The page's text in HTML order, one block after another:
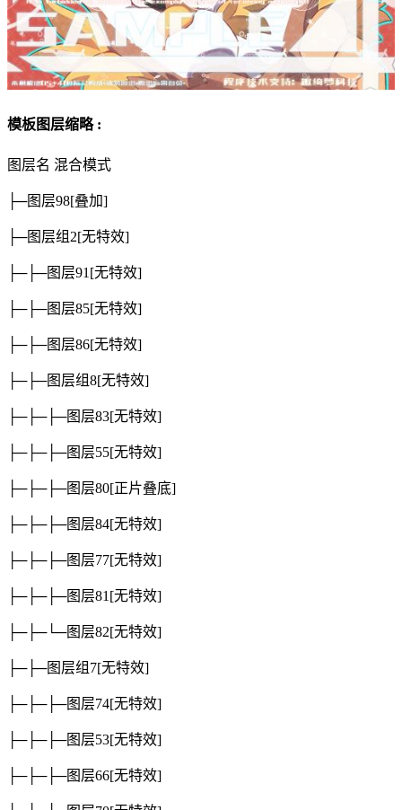
模板图层缩略 :
图层名 混合模式
├─图层98[叠加]
├─图层组2[无特效]
├─├─图层91[无特效]
├─├─图层85[无特效]
├─├─图层86[无特效]
├─├─图层组8[无特效]
├─├─├─图层83[无特效]
├─├─├─图层55[无特效]
├─├─├─图层80[正片叠底]
├─├─├─图层84[无特效]
├─├─├─图层77[无特效]
├─├─├─图层81[无特效]
├─├─└─图层82[无特效]
├─├─图层组7[无特效]
├─├─├─图层74[无特效]
├─├─├─图层53[无特效]
├─├─├─图层66[无特效]